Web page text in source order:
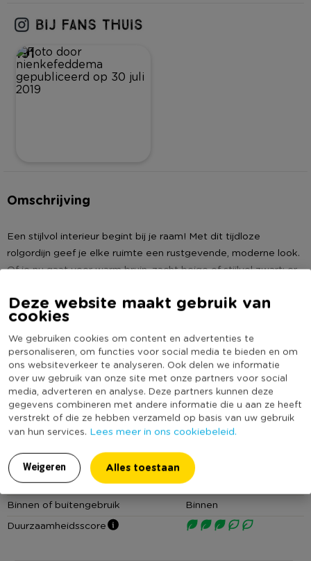
Deze website maakt gebruik van
cookies
We gebruiken cookies om content en advertenties te
personaliseren, om functies voor social media te bieden en om
ons websiteverkeer te analyseren. Ook delen we informatie
over uw gebruik van onze site met onze partners voor social
media, adverteren en analyse. Deze partners kunnen deze
gegevens combineren met andere informatie die u aan ze heeft
verstrekt of die ze hebben verzameld op basis van uw gebruik
van hun services. Lees meer in ons cookiebeleid.
Weigeren Alles toestaan
191
Omschrijving
Een stijlvol interieur begint bij je raam! Met dit tijdloze
rolgordijn geef je elke ruimte een rustgevende, moderne look.
Of je nu gaat voor warm bruin, zacht beige of stijlvol zwart: er
bamboe rolgordijn is voorzien van trekkoordjes en het heeft
een gebruiksvriendelijk mechanisme, zodat je 'm moeiteloos
kunt optrekken en laten zakken.
Ze houden fel zonlicht buiten, zorgen voor privacy en creëren
in een handomdraai een knusse sfeer in huis. Ideaal voor je
woonkamer, slaapkamer, keuken of werkkamer. En dankzij het
handige kettingsysteem bepaal jij zelf hoeveel licht je
binnenlaat. Het rolgordijn geeft je totale controle over de
lichtinval en privacy. Wil je een beetje zonnestralen doorlaten
voor een gezellige sfeer? Geen probleem! Rol het gordijn een
beetje naar beneden en laat het licht prachtig gefilterd naar
binnen schijnen. Wil je echter een donkere en knusse
omgeving creëren? Trek gewoon aan het koord en de
Specificaties
Artikelnummer
175113
Online Only
Nee
Materiaal
Bamboe
Productbreedte (cm)
120
Kleur
Bruin
Mate van lichtdoorlatendheid
Tot 85% verduisterend
Binnen of buitengebruik
Binnen
Duurzaamheidsscore